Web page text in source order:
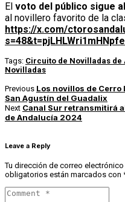
El voto del público sigue
al novillero favorito de la
https://x.com/
Tags: Circuito de Novilladas de
Novilladas
Previous Los novillos de Cerro
San Agustín del Guadalix
Next Canal Sur retransmitirá
de Andalucía 2024
Leave a Reply
Tu dirección de correo
obligatorios están marcados con